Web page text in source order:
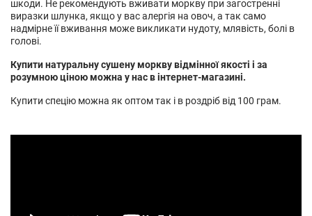
шкоди. Не рекомендують вживати моркву при загостренні
виразки шлунка, якщо у вас алергія на овоч, а так само
надмірне її вживання може викликати нудоту, млявість, болі в
голові.
Купити натуральну сушену моркву відмінної якості і за
розумною ціною можна у нас в інтернет-магазині.
Купити спецію можна як оптом так і в роздріб від 100 грам.